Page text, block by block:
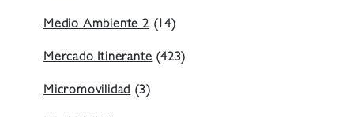
Medio Ambiente 2(14)
Mercado Itinerante(423)
Micromovilidad(3)